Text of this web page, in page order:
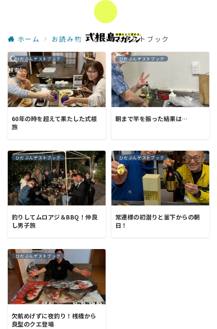
検索
ホーム お読み物 ひだぶんゲストブック
ひだぶんゲストブック
60年の時を超えて果たした式根
旅
ひだぶんゲストブック
朝まで竿を振った結果は…
ひだぶんゲストブック
釣りしてムロアジ＆BBQ！仲良
し男子旅
ひだぶんゲストブック
常連様の初潜りと釜下からの朝
日！
ひだぶんゲストブック
欠航めげずに夜釣り！桟橋から
良型のクエ登場